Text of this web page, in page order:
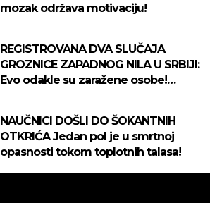
mozak održava motivaciju!
REGISTROVANA DVA SLUČAJA
GROZNICE ZAPADNOG NILA U SRBIJI:
Evo odakle su zaražene osobe!
NAUČNICI DOŠLI DO ŠOKANTNIH
OTKRIĆA Jedan pol je u smrtnoj
opasnosti tokom toplotnih talasa!